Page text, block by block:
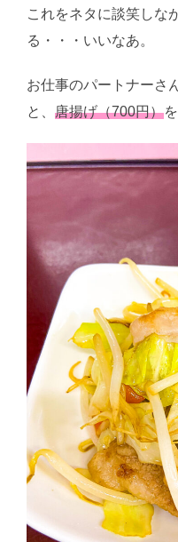
これをネタに談笑しな
る・・・いいなあ。
お仕事のパートナーさ
と、 唐揚げ（700円）